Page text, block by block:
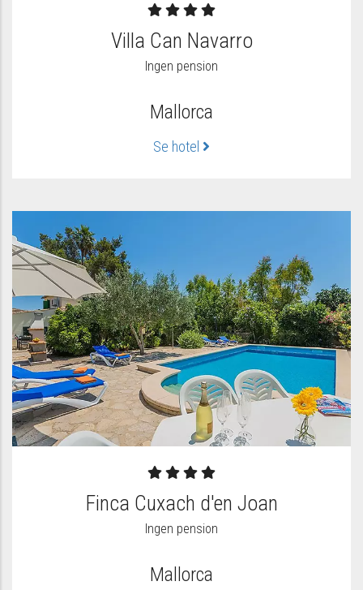
Villa Can Navarro
Ingen pension
Mallorca
Se hotel
Finca Cuxach d'en Joan
Ingen pension
Mallorca